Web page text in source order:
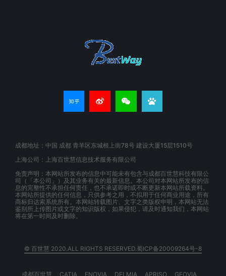
成都地址：中国 成都 青羊区东城根上街78号 建设大厦15层1510号
上海公司：上海百世慧信息技术服务有限公司
免责声明：本网站所发布的信息中可能未有包含与成都百世慧科技有限公
司（「本公司」）及其业务有关的最新信息。本公司对本网站所发布的信
息的完整性不承担任何责任，也不承诺即时或不断更新本网站所载资料。
本网站所提供的任何信息，只供参考之用，不拟用于任何商业用途，所有
商标归达索系统所有。本网站转载图片、文字之类版权申明，本网站无法
鉴别所上传图片或文字的知识版权，如果侵犯，请及时通知我们，本网站
将在第一时间及时删除。
© 百世慧 2020.ALL RIGHTS RESERVED.蜀ICP备20009264号-8
成都百世慧 CATIA ENOVIA DELMIA APRISO GEOVIA